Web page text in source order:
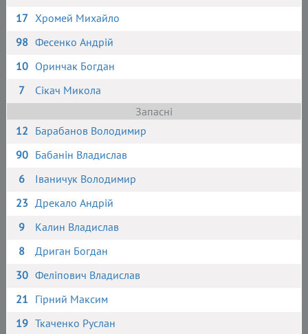
17 Хромей Михайло
98 Фесенко Андрій
10 Оринчак Богдан
7
Сікач Микола
Запасні
12 Барабанов Володимир
90 Бабанін Владислав
6
Іваничук Володимир
23 Дрекало Андрій
9
Калин Владислав
8
Дриган Богдан
30 Феліпович Владислав
21 Гірний Максим
19 Ткаченко Руслан